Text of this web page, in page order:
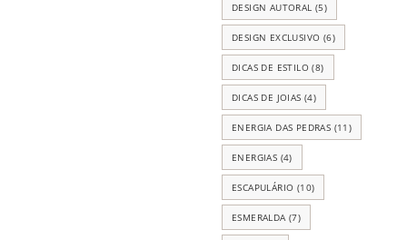
DESIGN AUTORAL (5)
DESIGN EXCLUSIVO (6)
DICAS DE ESTILO (8)
DICAS DE JOIAS (4)
ENERGIA DAS PEDRAS (11)
ENERGIAS (4)
ESCAPULÁRIO (10)
ESMERALDA(7)